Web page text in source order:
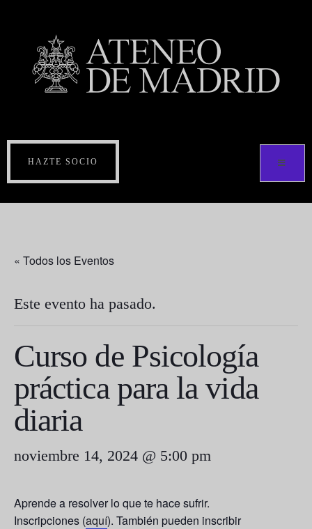
HAZTE SOCIO
« Todos los Eventos
Este evento ha pasado.
Curso de Psicología
práctica para la vida
diaria
noviembre 14, 2024 @ 5:00 pm
Aprende a resolver lo que te hace sufrir.
Inscripciones (aquí). También pueden inscribir